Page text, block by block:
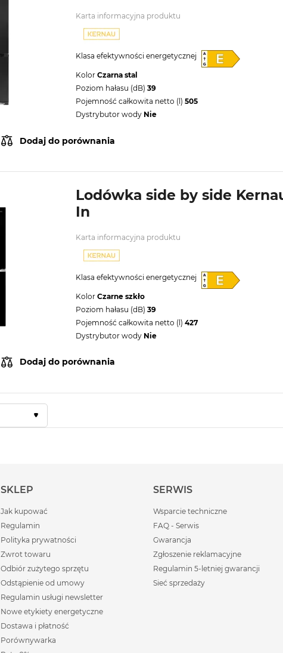
Karta informacyjna produktu
Klasa efektywności energetycznej
Kolor Czarna stal
Poziom hałasu (dB) 39
Pojemność całkowita netto (l) 505
Dystrybutor wody Nie
Dodaj do porównania
Lodówka side by side
In
Karta informacyjna produktu
Klasa efektywności energetycznej
Kolor Czarne szkło
Poziom hałasu (dB) 39
Pojemność całkowita netto (l) 427
Dystrybutor wody Nie
Dodaj do porównania
SKLEP
Jak kupować
Regulamin
Polityka prywatności
Zwrot towaru
Odbiór zużytego sprzętu
Odstąpienie od umowy
Regulamin usługi newsletter
Nowe etykiety energetyczne
Dostawa i płatność
Porównywarka
SERWIS
Wsparcie techniczne
FAQ - Serwis
Gwarancja
Zgłoszenie reklamacyjne
Regulamin 5-letniej gwarancji
Sieć sprzedaży